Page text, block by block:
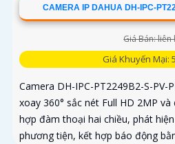
CAMERA IP DAHUA DH-IPC-
Giá Bán: liên
Giá Khuyến Mại:
Camera DH-IPC-PT2249B2-S-PV-
xoay 360° sắc nét Full HD 2MP
hợp đàm thoại hai chiều, phát
phương tiện, kết hợp báo động